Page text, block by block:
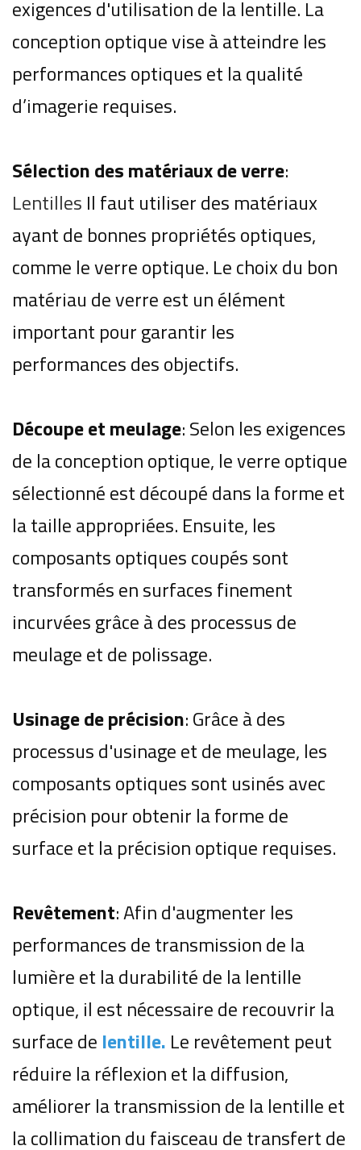
exigences d'utilisation de la lentille. La
conception optique vise à atteindre les
performances optiques et la qualité
d’imagerie requises.
Sélection des matériaux de verre:
Lentilles Il faut utiliser des matériaux
ayant de bonnes propriétés optiques,
comme le verre optique. Le choix du bon
matériau de verre est un élément
important pour garantir les
performances des objectifs.
Découpe et meulage: Selon les exigences
de la conception optique, le verre optique
sélectionné est découpé dans la forme et
la taille appropriées. Ensuite, les
composants optiques coupés sont
transformés en surfaces finement
incurvées grâce à des processus de
meulage et de polissage.
Usinage de précision: Grâce à des
processus d'usinage et de meulage, les
composants optiques sont usinés avec
précision pour obtenir la forme de
surface et la précision optique requises.
Revêtement: Afin d'augmenter les
performances de transmission de la
lumière et la durabilité de la lentille
optique, il est nécessaire de recouvrir la
surface de lentille. Le revêtement peut
réduire la réflexion et la diffusion,
améliorer la transmission de la lentille et
la collimation du faisceau de transfert de